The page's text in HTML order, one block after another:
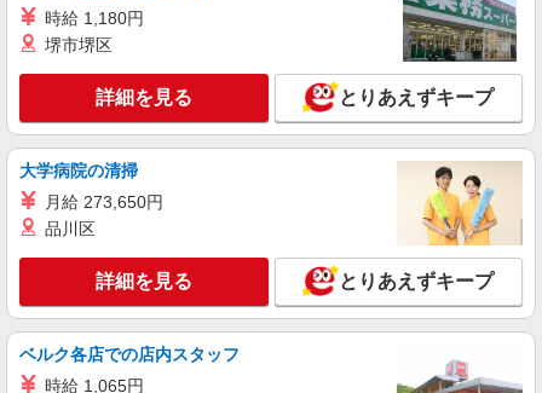
時給 1,180円
堺市堺区
詳細を見る とりあえずキープ
大学病院の清掃
月給 273,650円
品川区
詳細を見る とりあえずキープ
ベルク各店での店内スタッフ
時給 1,065円